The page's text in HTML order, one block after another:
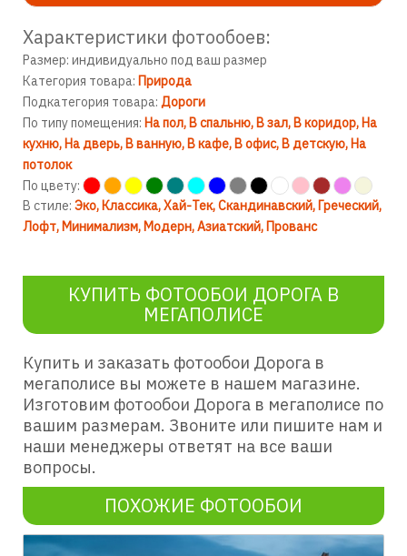
Характеристики фотообоев:
Размер: индивидуально под ваш размер
Категория товара: Природа
Подкатегория товара: Дороги
По типу помещения: На пол В спальню В зал В коридор На
кухню На дверь В ванную В кафе В офис В детскую На
потолок
По цвету:
В стиле: Эко Классика Хай-Тек Скандинавский Греческий
Лофт Минимализм Модерн Азиатский Прованс
КУПИТЬ ФОТООБОИ ДОРОГА В
МЕГАПОЛИСЕ
Купить и заказать фотообои Дорога в
мегаполисе вы можете в нашем магазине.
Изготовим фотообои Дорога в мегаполисе по
вашим размерам. Звоните или пишите нам и
наши менеджеры ответят на все ваши
вопросы.
ПОХОЖИЕ ФОТООБОИ